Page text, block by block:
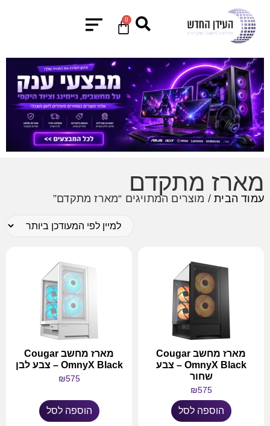
0
מארז מתקדם
עמוד הבית/ מוצרים המתויגים “מארז מתקדם”
מארז מחשב Cougar
OmnyX Black – צבע
שחור
₪575
הוספה לסל
מארז מחשב Cougar
OmnyX Black – צבע לבן
₪575
הוספה לסל